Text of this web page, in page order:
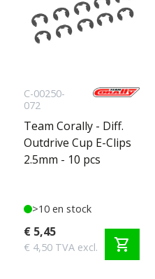
C-00250-
072
Team Corally - Diff.
Outdrive Cup E-Clips
2.5mm - 10 pcs
>10 en stock
€ 5,45
€ 4,50 TVA excl. shopping_cart